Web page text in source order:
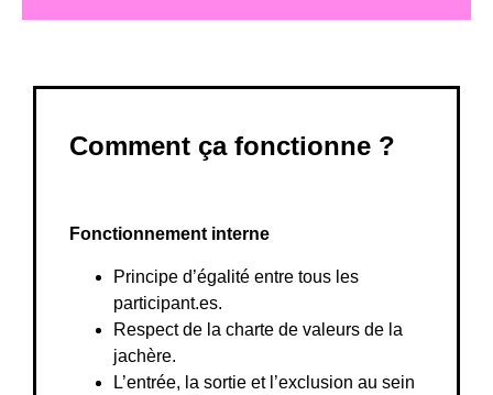
Comment ça fonctionne ?
Fonctionnement interne
Principe d’égalité entre tous les
participant.es.
Respect de la charte de valeurs de la
jachère.
L’entrée, la sortie et l’exclusion au sein